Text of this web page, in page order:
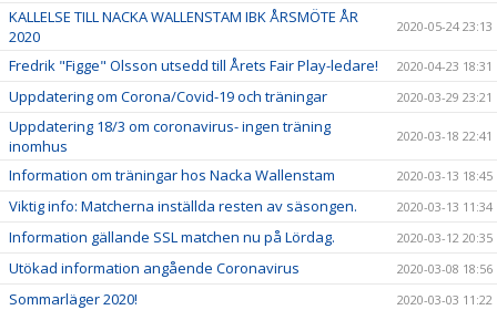
KALLELSE TILL NACKA WALLENSTAM IBK ÅRSMÖTE ÅR
2020
2020-05-24 23:13
Fredrik "Figge" Olsson utsedd till Årets Fair Play-ledare! 2020-04-23 18:31
Uppdatering om Corona/Covid-19 och träningar 2020-03-29 23:21
Uppdatering 18/3 om coronavirus- ingen träning
inomhus
2020-03-18 22:41
Information om träningar hos Nacka Wallenstam 2020-03-13 18:45
Viktig info: Matcherna inställda resten av säsongen. 2020-03-13 11:34
Information gällande SSL matchen nu på Lördag. 2020-03-12 20:35
Utökad information angående Coronavirus 2020-03-08 18:56
Sommarläger 2020! 2020-03-03 11:22